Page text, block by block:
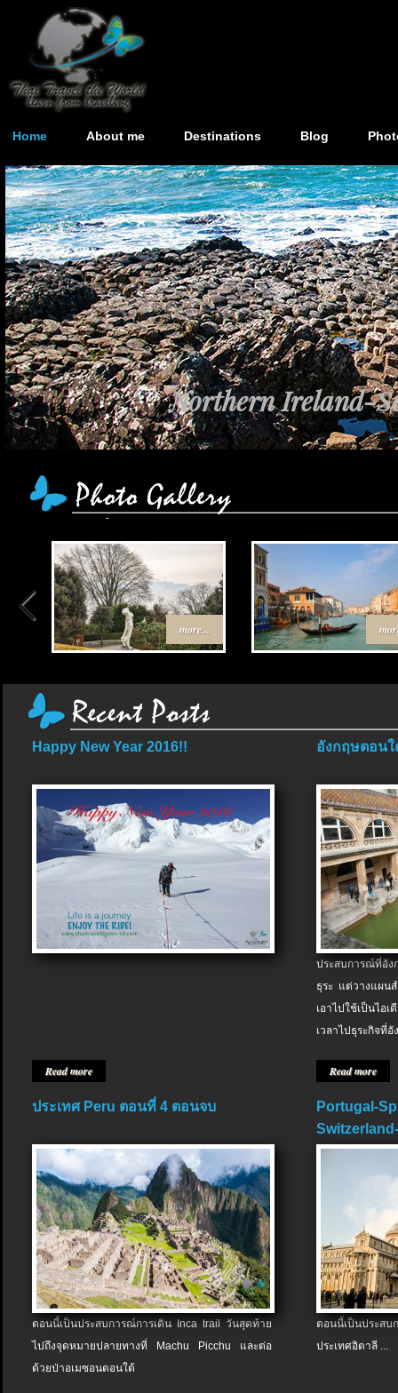
Home About me Destinations Blog
Northern Ireland-
more...
Happy New Year 2016!!
Read more
อังกฤษตอนใ
ประสบการณ์ที่อัง
ธุระ แต่วางแผน
เอาไปใช้เป็นไอ
เวลาไปธุระกิจที่อั
Read more
ประเทศ Peru ตอนที่ 4 ตอนจบ
ตอนนี้เป็นประสบการณ์การเดิน Inca trail วันสุดท้าย
ไปถึงจุดหมายปลายทางที่ Machu Picchu และต่อ
ด้วยป่าอเมซอนตอนใต้
Portugal-
ตอนนี้เป็นประส
ประเทศอิตาลี ...